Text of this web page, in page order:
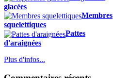
glacées
Membres
squelettiques
Pattes
d'araignées
Plus d'infos...